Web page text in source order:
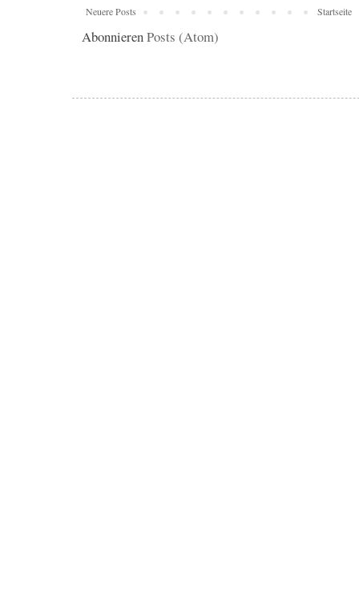
Neuere Posts Startseite
AbonnierenPosts (Atom)